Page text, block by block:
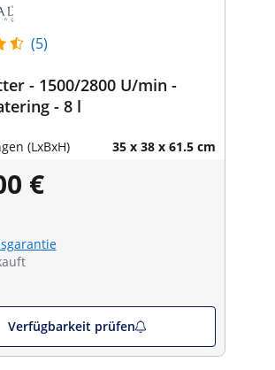
(5)
- 1500/2800 U/min -
- 8 l
(LxBxH) 35 x 38 x 61.5 cm
€
Verfügbarkeit prüfen